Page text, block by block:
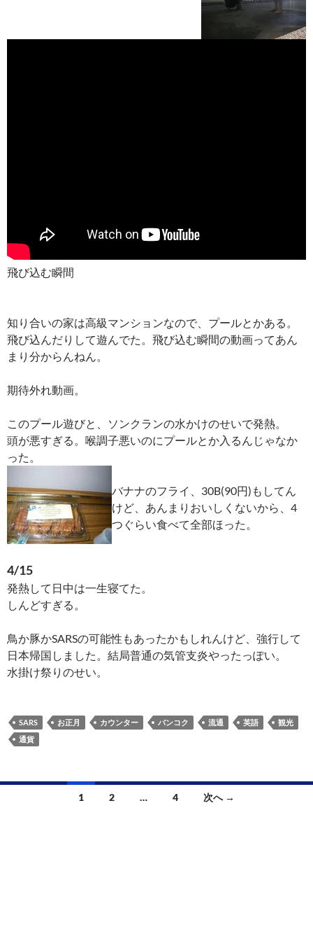
飛び込む瞬間
知り合いの家は高級マンションなので、プールとかある。
飛び込んだりして遊んでた。飛び込む瞬間の動画ってあん
まり分からんねん。
期待外れ動画。
このプール遊びと、ソンクランの水かけのせいで発熱。
頭が悪すぎる。喉調子悪いのにプールとか入るんじゃなか
った。
バナナのフライ、30B(90円)もしてん
けど、あんまりおいしくないから、4
つぐらい食べて全部ほった。
4/15
発熱して日中は一生寝てた。
しんどすぎる。
鳥か豚かSARSの可能性もあったかもしれんけど、強行して
日本帰国しました。結局普通の気管支炎やったっぽい。
水掛け祭りのせい。
SARS お正月 カウンター バンコク 流通 英語
観光
通貨
1 2 … 4 次へ →